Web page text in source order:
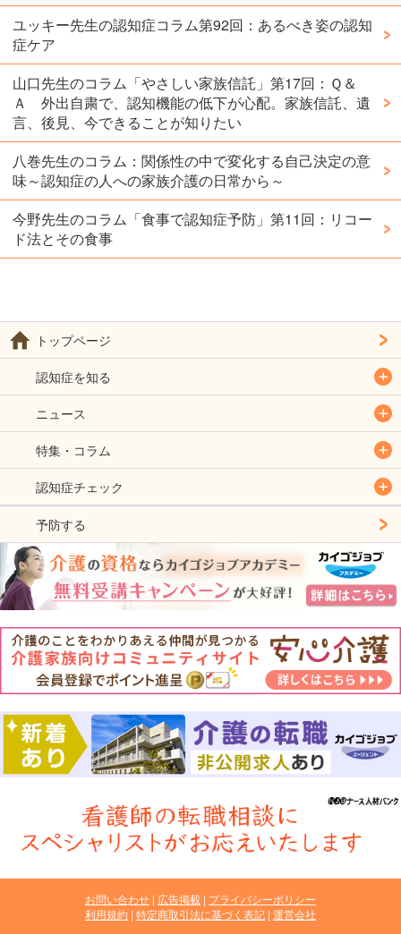
ユッキー先生の認知症コラム第92回：あるべき姿の認知
症ケア
山口先生のコラム「やさしい家族信託」第17回：Ｑ＆
Ａ 外出自粛で、認知機能の低下が心配。家族信託、遺
言、後見、今できることが知りたい
八巻先生のコラム：関係性の中で変化する自己決定の意
味～認知症の人への家族介護の日常から～
今野先生のコラム「食事で認知症予防」第11回：リコー
ド法とその食事
トップページ
認知症を知る
ニュース
特集・コラム
認知症チェック
予防する
お問い合わせ 広告掲載 プライバシーポリシー
利用規約 特定商取引法に基づく表記 運営会社